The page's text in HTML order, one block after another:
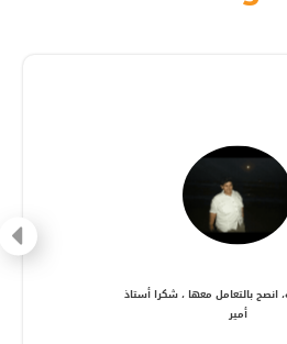
انصح بالتعامل معها ، شكرا أستاذ
أمير